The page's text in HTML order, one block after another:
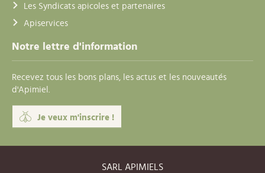
Les Syndicats apicoles et partenaires
Apiservices
Notre lettre d'information
Recevez tous les bons plans, les actus et les nouveautés
d'Apimiel.
Je veux m'inscrire !
SARL APIMIELS